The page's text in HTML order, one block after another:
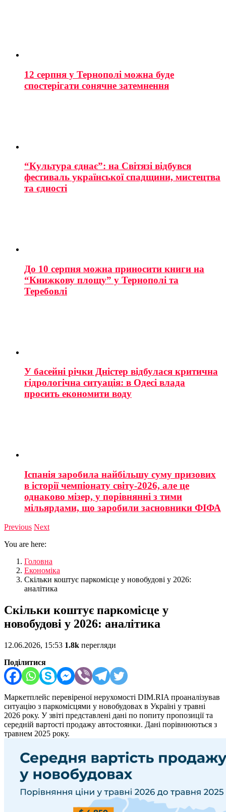
12 серпня у Тернополі можна буде
спостерігати сонячне затемнення
“Культура єднає”: на Світязі відбувся
фестиваль української спадщини, мистецтва
та єдності
До 10 серпня можна приносити книги на
“Книжкову площу” у Тернополі та
Теребовлі
У басейні річки Дністер відбулася критична
гідрологічна ситуація: в Одесі влада
просить економити воду
Іспанія заробила найбільшу суму призових
в історії чемпіонату світу-2026, але це
однаково мізер, у порівнянні з тими
мільярдами, що заробили засновники ФІФА
Previous Next
You are here:
Головна
Економіка
Скільки коштує паркомісце у новобудові у 2026:
аналітика
Скільки коштує паркомісце у
новобудові у 2026: аналітика
12.06.2026, 15:53 1.8k перегляди
Поділитися
Маркетплейс перевіреної нерухомості DIM.RIA проаналізував
ситуацію з паркомісцями у новобудовах в Україні у травні
2026 року. У звіті представлені дані по попиту пропозиції та
середній вартості продажу автостоянки. Дані порівнюються з
травнем 2025 року.